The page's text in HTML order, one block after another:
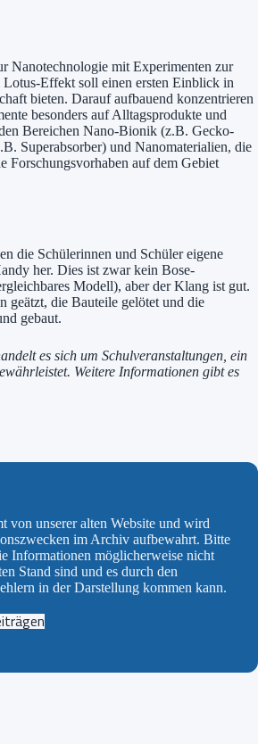
Nanotechnologie mit Experimenten zur
Effekt soll einen ersten Einblick in
bieten. Darauf aufbauend konzentrieren
besonders auf Alltagsprodukte und
Bereichen Nano-Bionik (z.B. Gecko-
Superabsorber) und Nanomaterialien, die
Forschungsvorhaben auf dem Gebiet
die Schülerinnen und Schüler eigene
her. Dies ist zwar kein Bose-
Modell), aber der Klang ist gut.
geätzt, die Bauteile gelötet und die
gebaut.
es sich um Schulveranstaltungen, ein
Weitere Informationen gibt es
von unserer alten Website und wird
im Archiv aufbewahrt. Bitte
Informationen möglicherweise nicht
Stand sind und es durch den
in der Darstellung kommen kann.